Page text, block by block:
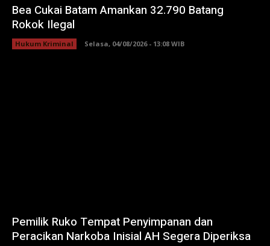
Bea Cukai Batam Amankan 32.790 Batang
Rokok Ilegal
Hukum Kriminal Selasa, 04/08/2026 - 13:08 WIB
Pemilik Ruko Tempat Penyimpanan dan
Peracikan Narkoba Inisial AH Segera Diperiksa